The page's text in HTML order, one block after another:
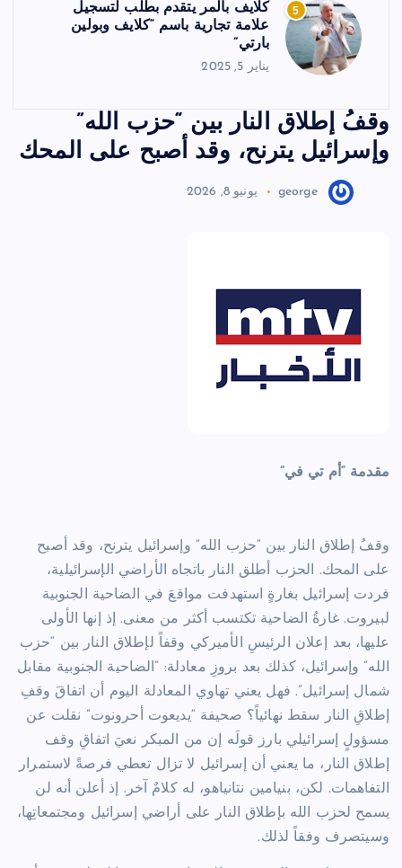
5
كلايف بالمر يتقدم بطلب لتسجيل
علامة تجارية باسم “كلايف وبولين
بارتي”
يناير 5, 2025
وقفُ إطلاق النار بين “حزب الله”
وإسرائيل يترنح، وقد أصبح على المحك
george يونيو 8, 2026
مقدمة “أم تي في”
وقفُ إطلاق النار بين “حزب الله” وإسرائيل يترنح، وقد أصبح
على المحك. الحزب أطلق النار باتجاه الأراضي الإسرائيلية،
فردت إسرائيل بغارةٍ استهدفت مواقعَ في الضاحية الجنوبية
لبيروت. غارةُ الضاحية تكتسب أكثر من معنى. إذ إنها الأولى
عليها، بعد إعلان الرئيسِ الأميركي وقفاً لإطلاق النار بين “حزب
الله” وإسرائيل، كذلك بعد بروزِ معادلة: “الضاحية الجنوبية مقابل
شمال إسرائيل”. فهل يعني تهاوي المعادلة اليوم أن اتفاقَ وقفِ
إطلاقِ النار سقط نهائياً؟ صحيفة “يديعوت أحرونوت” نقلت عن
مسؤولٍ إسرائيلي بارز قولَه إن من المبكر نعيَ اتفاقِ وقف
إطلاق النار، ما يعني أن إسرائيل لا تزال تعطي فرصةً لاستمرار
التفاهمات. لكن، بنيامين نتانياهو، له كلامٌ آخر. إذ أعلن أنه لن
يسمح لحزب الله بإطلاق النار على أراضي إسرائيل ومجتمعاتِها،
وسيتصرف وفقاً لذلك.